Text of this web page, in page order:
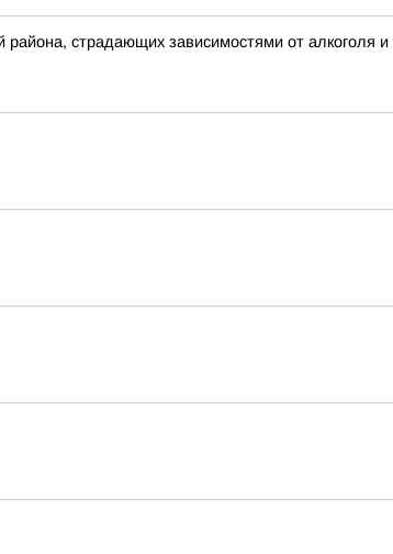
страдающих зависимостями от алкоголя и